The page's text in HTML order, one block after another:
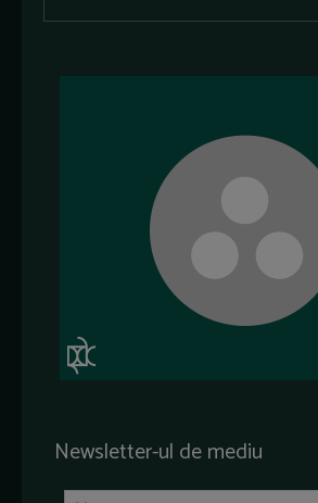
Newsletter-ul de mediu